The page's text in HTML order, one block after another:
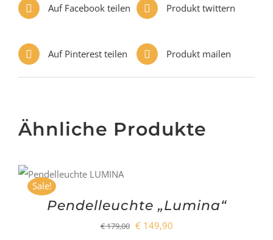
Auf Facebook teilen Produkt twittern
Auf Pinterest teilen Produkt mailen
Ähnliche Produkte
Sale!
Pendelleuchte „Lumina“
€179,00 Ursprünglicher
€ 149,90Aktueller